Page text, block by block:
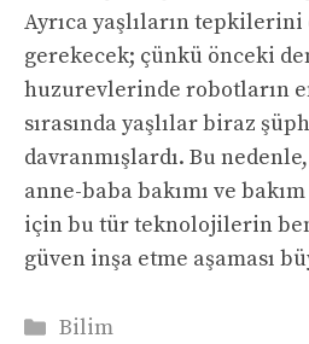
Ayrıca yaşlıların tepkilerini
gerekecek; çünkü önceki
huzurevlerinde robotların
sırasında yaşlılar biraz
davranmışlardı. Bu
anne-baba bakımı ve
için bu tür teknolojilerin
güven inşa etme aşaması
Kategoriler
Bilim